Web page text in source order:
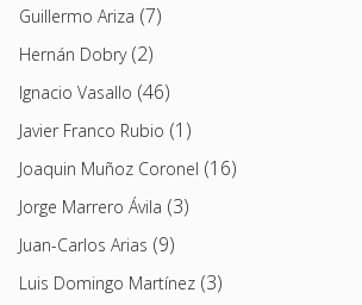
Guillermo Ariza (7)
Hernán Dobry(2)
Ignacio Vasallo (46)
Javier Franco Rubio (1)
Joaquin Muñoz Coronel (16)
Jorge Marrero Ávila (3)
Juan-Carlos Arias (9)
Luis Domingo Martínez (3)